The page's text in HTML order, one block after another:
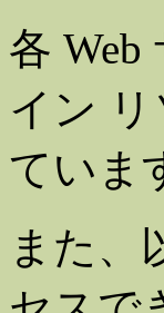
各
イン リ
ていま
また、